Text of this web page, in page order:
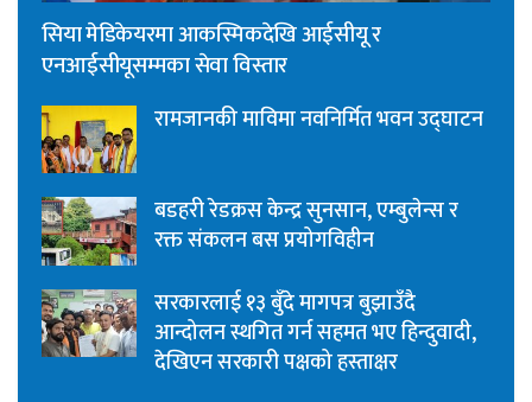
सिया मेडिकेयरमा आकस्मिकदेखि आईसीयू र
एनआईसीयूसम्मका सेवा विस्तार
रामजानकी माविमा नवनिर्मित भवन उद्घाटन
बडहरी रेडक्रस केन्द्र सुनसान, एम्बुलेन्स र
रक्त संकलन बस प्रयोगविहीन
सरकारलाई १३ बुँदे मागपत्र बुझाउँदै
आन्दोलन स्थगित गर्न सहमत भए हिन्दुवादी,
देखिएन सरकारी पक्षको हस्ताक्षर